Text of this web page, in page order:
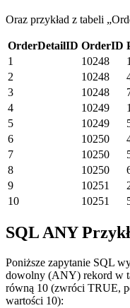
Oraz przykład z tabeli
OrderDetailID OrderID
1
10248
2
10248
3
10248
4
10249
5
10249
6
10250
7
10250
8
10250
9
10251
10
10251
SQL ANY
Poniższe zapytanie SQL
dowolny (ANY) rekord w
równą 10 (zwróci TRUE,
wartości 10):